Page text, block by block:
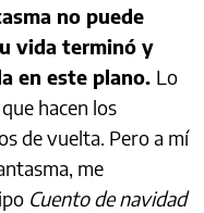
no puede
vida terminó y
en este plano. Lo
hacen los
de vuelta. Pero a mí
me
Cuento de navidad